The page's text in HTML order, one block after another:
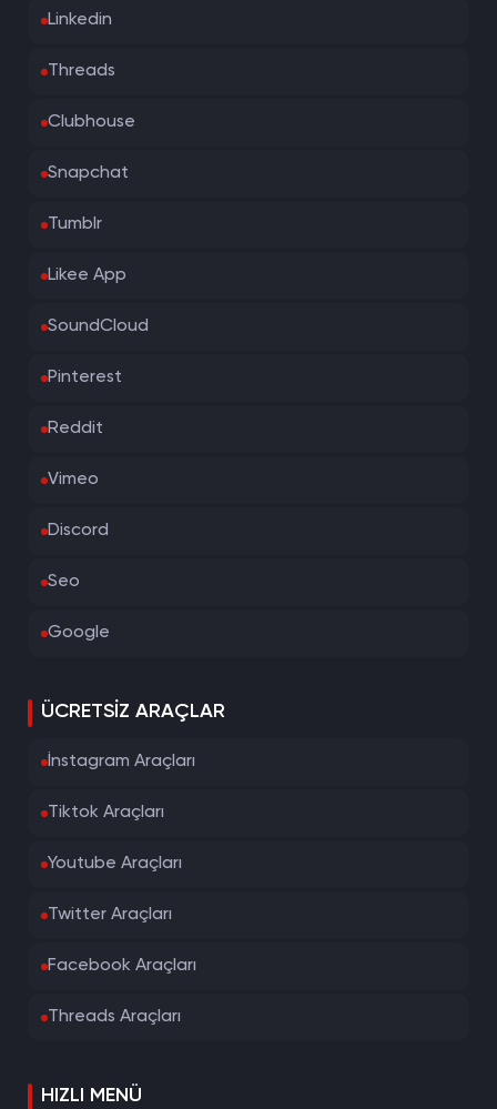
Linkedin
Threads
Clubhouse
Snapchat
Tumblr
Likee App
SoundCloud
Pinterest
Reddit
Vimeo
Discord
Seo
Google
ÜCRETSIZ ARAÇLAR
İnstagram Araçları
Tiktok Araçları
Youtube Araçları
Twitter Araçları
Facebook Araçları
Threads Araçları
HIZLI MENÜ